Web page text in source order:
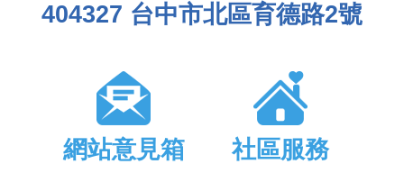
404327 台中市北區育德路2號
網站意見箱 社區服務